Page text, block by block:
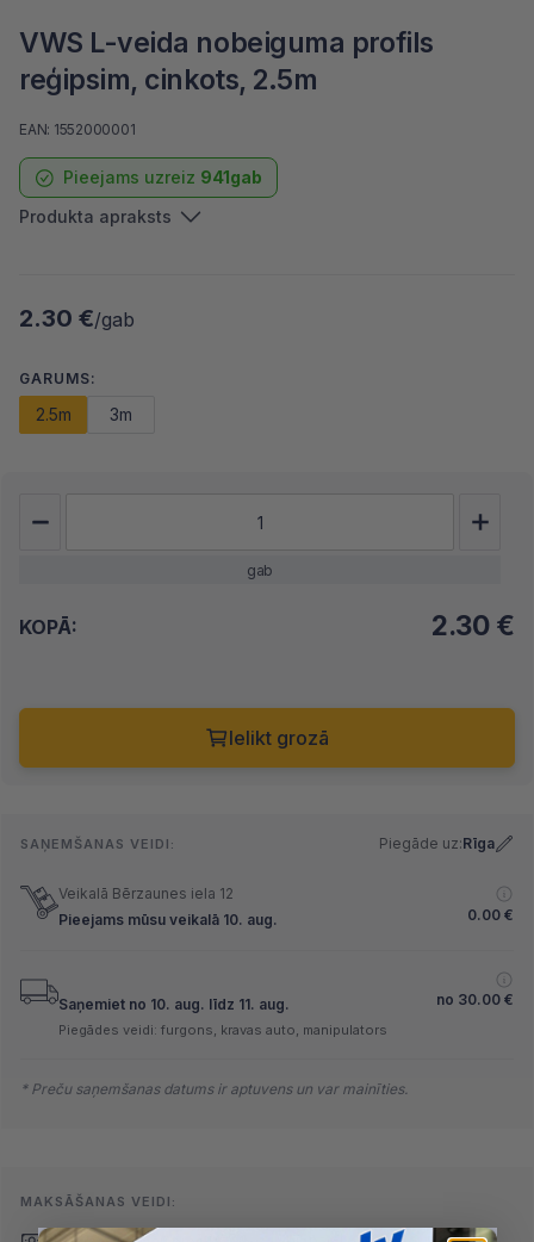
VWS L-veida nobeiguma profils
reģipsim, cinkots, 2.5m
Pieejams uzreiz 941gab
EAN: 1552000001
Produkta apraksts
2.30 €/gab
GARUMS:
2.5m 3m
gab
KOPĀ: 2.30 €
Ielikt grozā
SAŅEMŠANAS VEIDI: Piegāde uz:Rīga
Veikalā Bērzaunes iela 12
Pieejams mūsu veikalā 10. aug.
0.00 €
Saņemiet no 10. aug. līdz 11. aug. no 30.00 €
Piegādes veidi: furgons, kravas auto, manipulators
* Preču saņemšanas datums ir aptuvens un var mainīties.
MAKSĀŠANAS VEIDI: